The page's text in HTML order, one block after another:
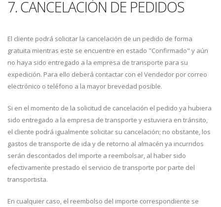
7. CANCELACIÓN DE PEDIDOS
El cliente podrá solicitar la cancelación de un pedido de forma
gratuita mientras este se encuentre en estado "Confirmado" y aún
no haya sido entregado a la empresa de transporte para su
expedición. Para ello deberá contactar con el Vendedor por correo
electrónico o teléfono a la mayor brevedad posible.
Si en el momento de la solicitud de cancelación el pedido ya hubiera
sido entregado a la empresa de transporte y estuviera en tránsito,
el cliente podrá igualmente solicitar su cancelación; no obstante, los
gastos de transporte de ida y de retorno al almacén ya incurridos
serán descontados del importe a reembolsar, al haber sido
efectivamente prestado el servicio de transporte por parte del
transportista.
En cualquier caso, el reembolso del importe correspondiente se